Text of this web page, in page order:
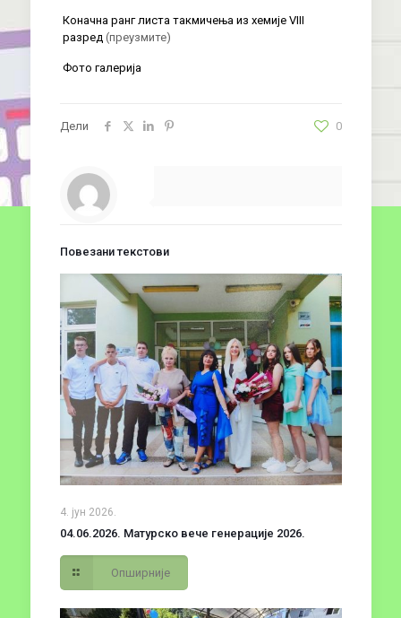
Коначна ранг листа такмичења из хемије VIII
разред (преузмите)
Фото галерија
Дели 0
Повезани текстови
4. јун 2026.
04.06.2026. Матурско вече генерације 2026.
Опширније